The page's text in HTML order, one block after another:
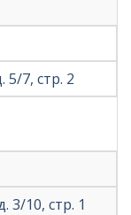
5/7, стр. 2
3/10, стр. 1